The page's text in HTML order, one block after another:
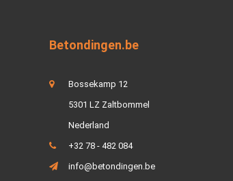
Betondingen.be
Bossekamp 12
5301 LZ Zaltbommel
Nederland
+32 78 - 482 084
info@betondingen.be